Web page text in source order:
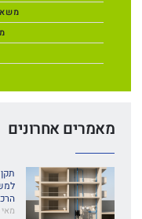
מאמרים אחרונים
מאי 12,